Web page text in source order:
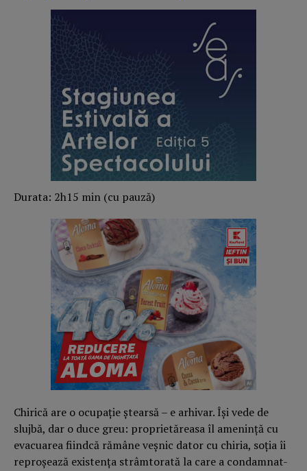
Durata: 2h15 min (cu pauză)
Chirică are o ocupație ștearsă – e arhivar. Își vede de
slujbă, dar o duce greu: proprietăreasa îl amenință cu
evacuarea fiindcă rămâne veșnic dator cu chiria, soția îi
reproșează existența strâmtorată la care a condamnat-